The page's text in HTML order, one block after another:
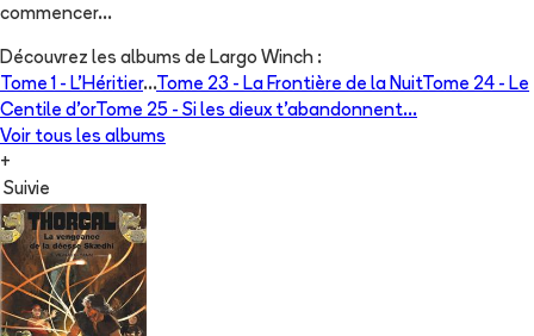
commencer...
Découvrez les albums de Largo Winch :
Tome 1 - L'Héritier...Tome 23 - La Frontière de la NuitTome 24 - Le
Centile d'orTome 25 - Si les dieux t'abandonnent...
Voir tous les albums
+
Suivie